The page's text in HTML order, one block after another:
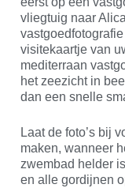
vliegtuig naar
visitekaartje van
mediterraan
het zeezicht in
dan een snelle
Laat de foto’s bij
maken, wanneer
zwembad helder
en alle gordijnen